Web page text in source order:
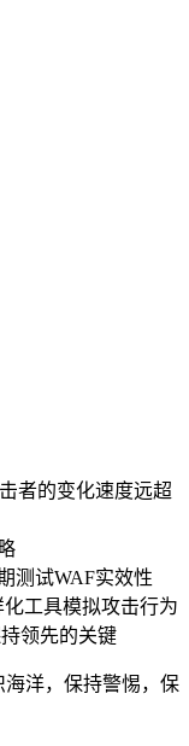
者的变化速度远超
测试WAF实效性
化工具模拟攻击行为
领先的关键
海洋，保持警惕，保